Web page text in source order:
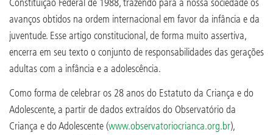
avanços obtidos na ordem internacional em favor da infância e da
juventude. Esse artigo constitucional, de forma muito assertiva,
encerra em seu texto o conjunto de responsabilidades das gerações
adultas com a infância e a adolescência.
Como forma de celebrar os 28 anos do Estatuto da Criança e do
Adolescente, a partir de dados extraídos do Observatório da
Criança e do Adolescente (www.observatoriocrianca.org.br),